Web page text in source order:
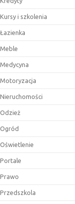
Kursy i szkolenia
Łazienka
Meble
Medycyna
Motoryzacja
Nieruchomości
Odzież
Ogród
Oświetlenie
Portale
Prawo
Przedszkola